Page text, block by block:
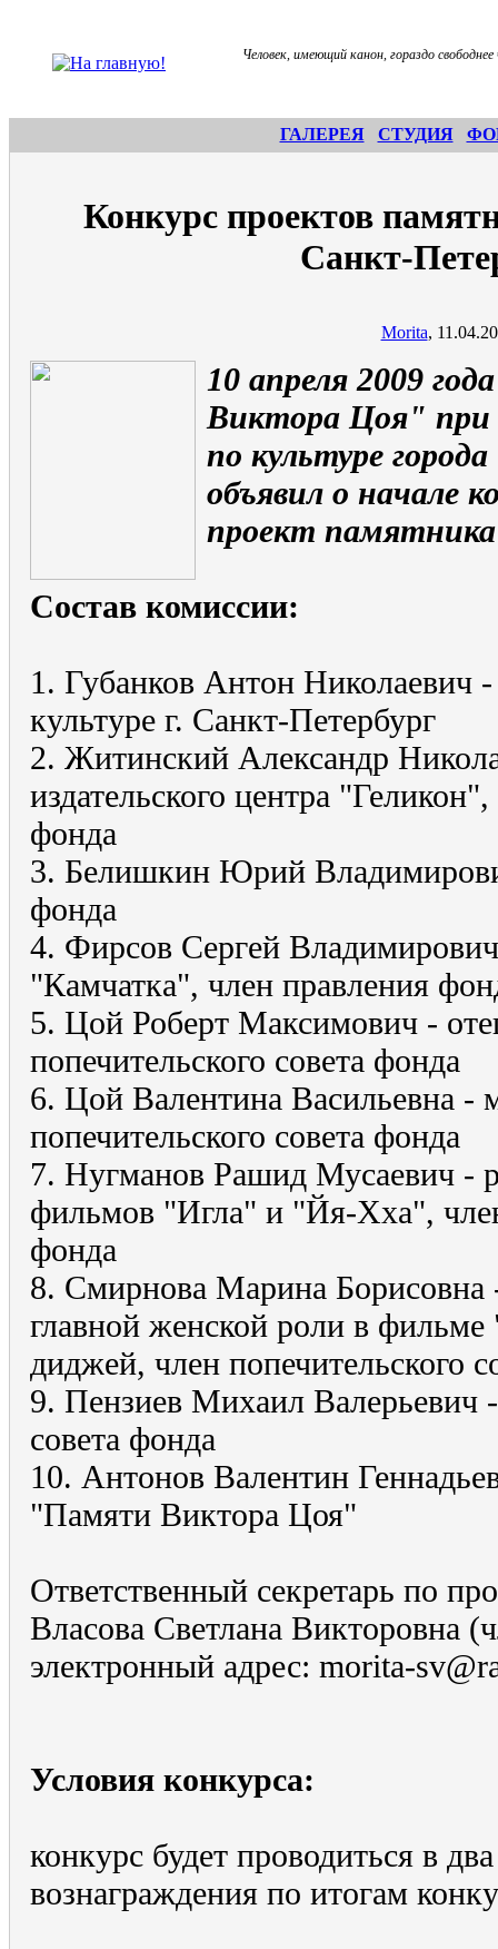
Человек, имеющий канон, гораздо
ГАЛЕРЕЯ СТУДИЯ
Конкурс проектов
Санкт-
Morita,
10 апреля 2009
Виктора Цоя"
по культуре
объявил о начале
проект
Состав комиссии:
1. Губанков Антон Николаевич -
культуре г. Санкт-Петербург
2. Житинский Александр
издательского центра
фонда
3. Белишкин Юрий
фонда
4. Фирсов Сергей
"Камчатка", член правления
5. Цой Роберт Максимович -
попечительского совета фонда
6. Цой Валентина Васильевна -
попечительского совета фонда
7. Нугманов Рашид Мусаевич -
фильмов "Игла" и "Йя-Хха", член
фонда
8. Смирнова Марина Борисовна
главной женской роли в
диджей, член попечительского
9. Пензиев Михаил Валерьевич -
совета фонда
10. Антонов Валентин
"Памяти Виктора Цоя"
Ответственный секретарь по
Власова Светлана Викторовна
электронный адрес: morita-
Условия конкурса:
конкурс будет проводиться в
вознаграждения по итогам